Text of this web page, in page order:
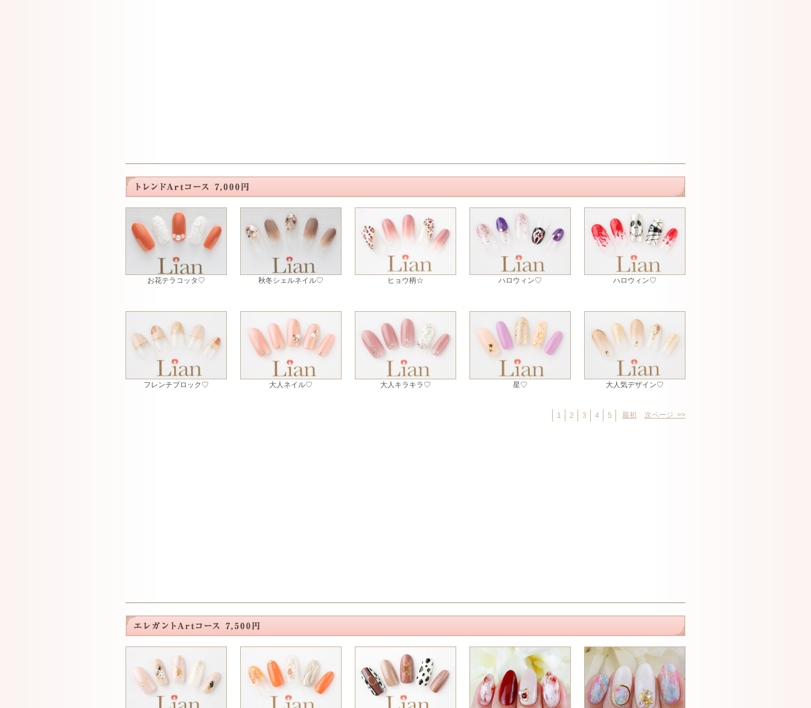
お花テラコッタ♡ 秋冬シェルネイル♡ ヒョウ柄☆ ハロウィン♡ ハロウィン♡
フレンチブロック♡ 大人ネイル♡ 大人キラキラ♡ 星♡ 大人気デザイン♡
最初 次ページ >>
1 2 3 4 5